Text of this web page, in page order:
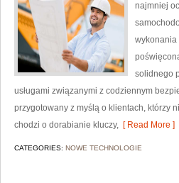
najmniej
wykonania
solidnego
usługami związanymi z codziennym
przygotowany z myślą o klientach, którzy
chodzi o dorabianie kluczy, [ Read More ]
CATEGORIES: NOWE TECHNOLOGIE